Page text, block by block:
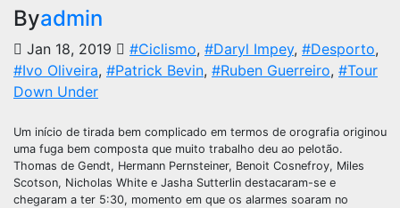
Byadmin
Jan 18, 2019 #Ciclismo, #Daryl Impey, #Desporto,
#Ivo Oliveira, #Patrick Bevin, #Ruben Guerreiro, #Tour
Down Under
Um início de tirada bem complicado em termos de orografia originou
uma fuga bem composta que muito trabalho deu ao pelotão.
Thomas de Gendt, Hermann Pernsteiner, Benoit Cosnefroy, Miles
Scotson, Nicholas White e Jasha Sutterlin destacaram-se e
chegaram a ter 5:30, momento em que os alarmes soaram no